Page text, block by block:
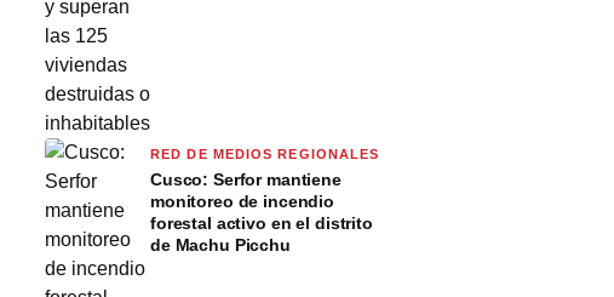
RED DE MEDIOS REGIONALES
Cusco: Serfor mantiene
monitoreo de incendio
forestal activo en el distrito
de Machu Picchu